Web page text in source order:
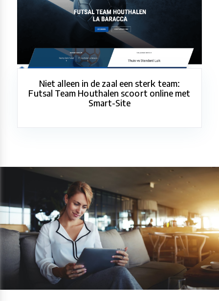
Niet alleen in de zaal een sterk team:
Futsal Team Houthalen scoort online met
Smart-Site